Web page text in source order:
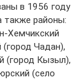
в 1956 году
также районы:
Хемчикский
Чадан),
(город Кызыл),
(село